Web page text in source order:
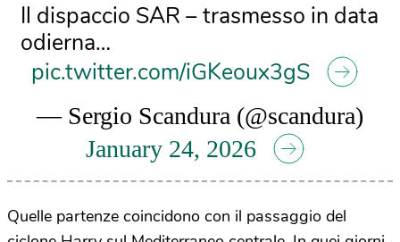
Il dispaccio SAR – trasmesso in data
odierna…
pic.twitter.com/iGKeoux3gS
— Sergio Scandura (@scandura)
January 24, 2026
Quelle partenze coincidono con il passaggio del